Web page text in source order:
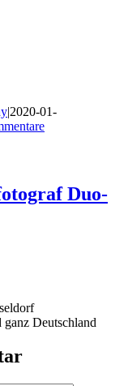
|2020-01-
Duo-
Deutschland